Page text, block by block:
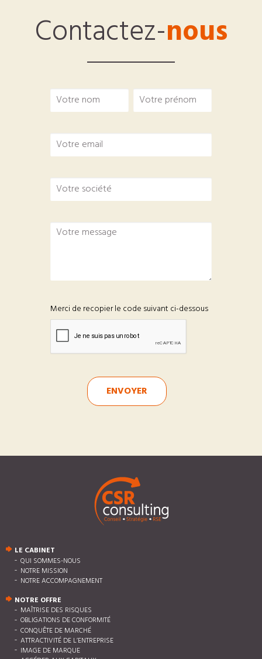
Contactez-nous
Merci de recopier le code suivant ci-dessous
ENVOYER
LE CABINET
QUI SOMMES-NOUS
NOTRE MISSION
NOTRE ACCOMPAGNEMENT
NOTRE OFFRE
MAÎTRISE DES RISQUES
OBLIGATIONS DE CONFORMITÉ
CONQUÊTE DE MARCHÉ
ATTRACTIVITÉ DE L’ENTREPRISE
IMAGE DE MARQUE